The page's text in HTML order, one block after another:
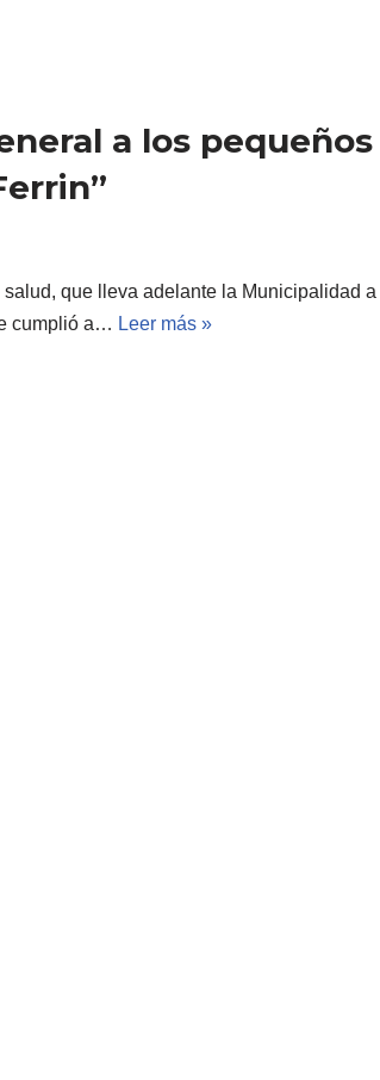
a los pequeños
que lleva adelante la Municipalidad a
cumplió a… Leer más »